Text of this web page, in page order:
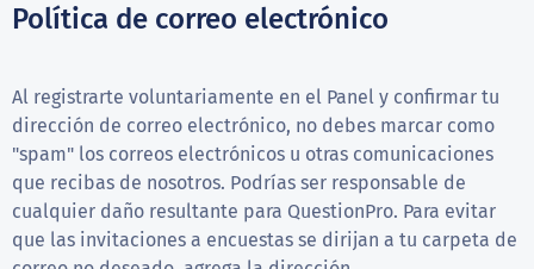
Política de correo electrónico
Al registrarte voluntariamente en el Panel y confirmar tu
dirección de correo electrónico, no debes marcar como
"spam" los correos electrónicos u otras comunicaciones
que recibas de nosotros. Podrías ser responsable de
cualquier daño resultante para QuestionPro. Para evitar
que las invitaciones a encuestas se dirijan a tu carpeta de